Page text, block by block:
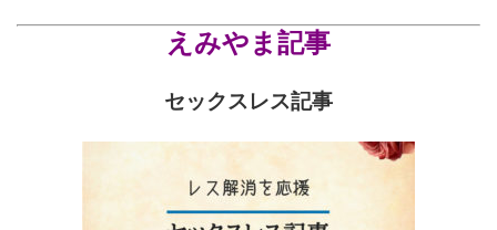
えみやま記事
セックスレス記事